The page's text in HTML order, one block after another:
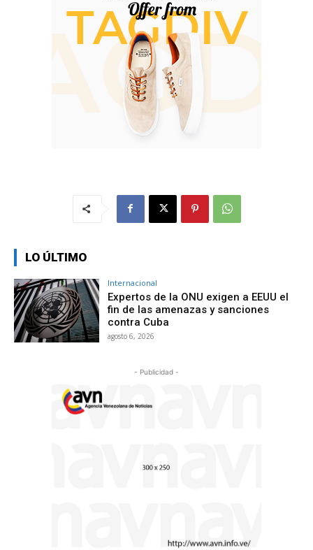
LO ÚLTIMO
Internacional
Expertos de la ONU exigen a EEUU el
fin de las amenazas y sanciones
contra Cuba
agosto 6, 2026
- Publicidad -